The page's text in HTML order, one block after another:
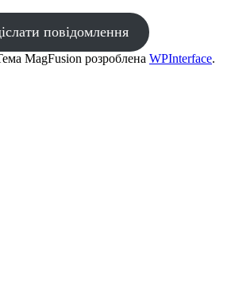
повідомлення
MagFusion розроблена WPInterface.